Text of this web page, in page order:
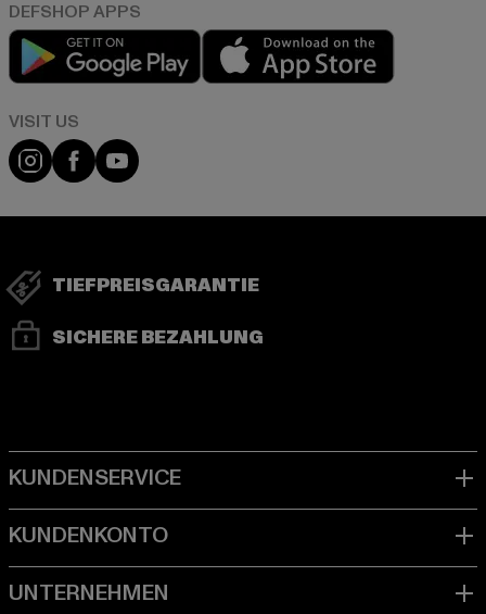
Play market
Visit our Instagram page:
Visit our Facebook page:
Visit our YouTube channel:
TIEFPREISGARANTIE
SICHERE BEZAHLUNG